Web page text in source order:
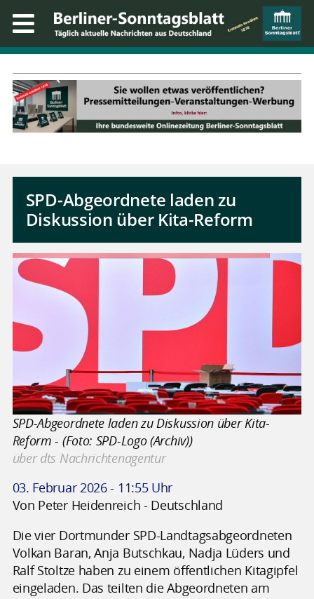
SPD-Abgeordnete laden zu
Diskussion über Kita-Reform
SPD-Abgeordnete laden zu Diskussion über Kita-
Reform - (Foto: SPD-Logo (Archiv))
über dts Nachrichtenagentur
03. Februar 2026 - 11:55 Uhr
Von Peter Heidenreich - Deutschland
Die vier Dortmunder SPD-Landtagsabgeordneten
Volkan Baran, Anja Butschkau, Nadja Lüders und
Ralf Stoltze haben zu einem öffentlichen Kitagipfel
eingeladen. Das teilten die Abgeordneten am